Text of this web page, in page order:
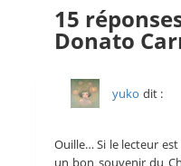
15
Donato
yuko dit :
Ouille… Si le lecteur
un bon souvenir du